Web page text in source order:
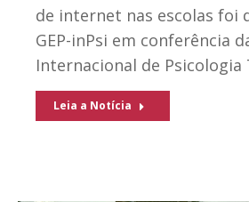
de internet nas escolas foi
GEP-inPsi em conferência
Internacional de Psicologia
Leia a Notícia